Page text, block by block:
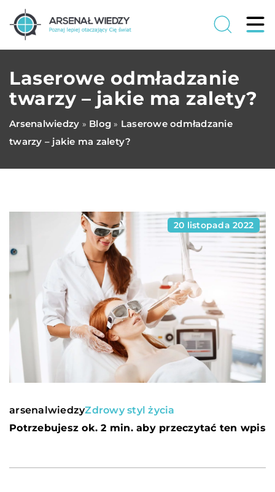
Laserowe odmładzanie
twarzy – jakie ma zalety?
Arsenalwiedzy » Blog » Laserowe odmładzanie
twarzy – jakie ma zalety?
20 listopada 2022
arsenalwiedzyZdrowy styl życia
Potrzebujesz ok. 2 min. aby przeczytać ten wpis